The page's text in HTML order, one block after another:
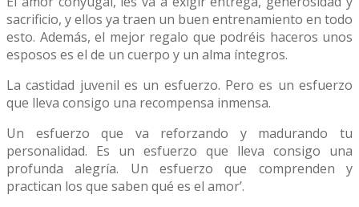
sacrificio, y ellos ya traen un buen entrenamiento en todo
esto. Además, el mejor regalo que podréis haceros unos
esposos es el de un cuerpo y un alma íntegros.
La castidad juvenil es un esfuerzo. Pero es un esfuerzo
que lleva consigo una recompensa inmensa.
Un esfuerzo que va reforzando y madurando tu
personalidad. Es un esfuerzo que lleva consigo una
profunda alegría. Un esfuerzo que comprenden y
practican los que saben qué es el amor’.